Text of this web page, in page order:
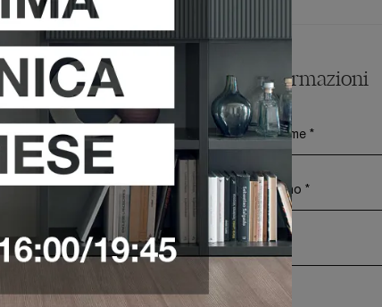
Richiedi Maggiori Informazioni